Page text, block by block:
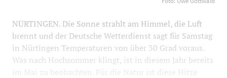
NÜRTINGEN. Die Sonne strahlt am Himmel, die Luft
brennt und der Deutsche Wetterdienst sagt für Samstag
in Nürtingen Temperaturen von über 30 Grad voraus.
Was nach Hochsommer klingt, ist in diesem Jahr bereits
im Mai zu beobachten. Für die Natur ist diese Hitze